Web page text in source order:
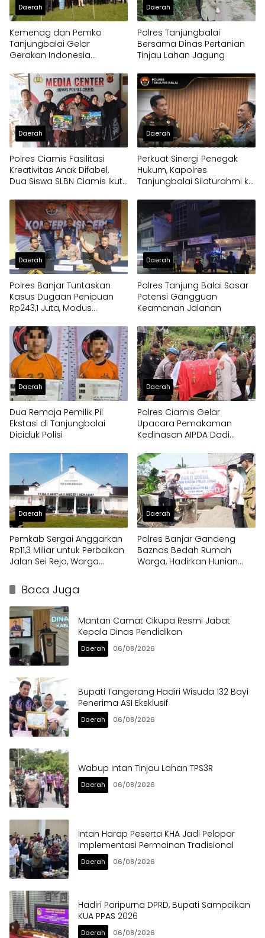
Daerah
Kemenag dan Pemko
Tanjungbalai Gelar
Gerakan Indonesia
Daerah
Polres Tanjungbalai
Bersama Dinas Pertanian
Tinjau Lahan Jagung
Daerah
Polres Ciamis Fasilitasi
Kreativitas Anak Difabel,
Dua Siswa SLBN Ciamis Ikuti
Mabes Polri
Daerah
Perkuat Sinergi Penegak
Hukum, Kapolres
Tanjungbalai Silaturahmi ke
Daerah
Polres Banjar Tuntaskan
Kasus Dugaan Penipuan
Rp243,1 Juta, Modus
Program MBG
Daerah
Polres Tanjung Balai Sasar
Potensi Gangguan
Keamanan Jalanan
Daerah
Dua Remaja Pemilik Pil
Ekstasi di Tanjungbalai
Diciduk Polisi
Daerah
Polres Ciamis Gelar
Upacara Pemakaman
Kedinasan AIPDA Dadi
Penghormatan atas
Dedikasi Anggota Polri
Daerah
Pemkab Sergai Anggarkan
Rp11,3 Miliar untuk Perbaikan
Jalan Sei Rejo, Warga
Daerah
Polres Banjar Gandeng
Baznas Bedah Rumah
Warga, Hadirkan Hunian
Baca Juga
Mantan Camat Cikupa Resmi Jabat
Kepala Dinas Pendidikan
Daerah 06/08/2026
Bupati Tangerang Hadiri Wisuda 132 Bayi
Penerima ASI Eksklusif
Daerah 06/08/2026
Wabup Intan Tinjau Lahan TPS3R
Daerah 06/08/2026
Intan Harap Peserta KHA Jadi Pelopor
Implementasi Permainan Tradisional
Daerah 06/08/2026
Hadiri Paripurna DPRD, Bupati Sampaikan
KUA PPAS 2026
Daerah 06/08/2026